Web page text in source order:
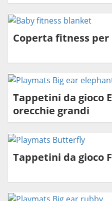
Coperta fitness
Tappetini da gioco
orecchie grandi
Tappetini da gioco